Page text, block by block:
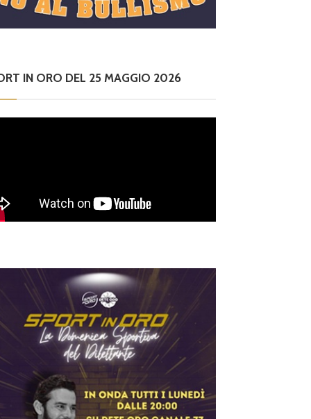
IN ORO DEL 25 MAGGIO 2026